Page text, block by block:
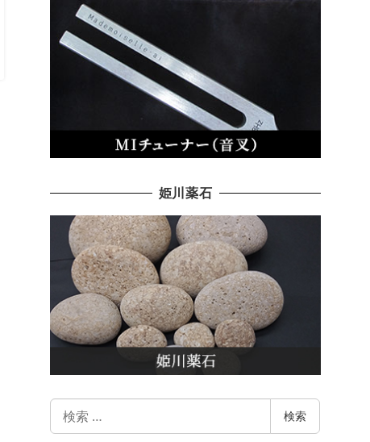
姫川薬石
検
検索